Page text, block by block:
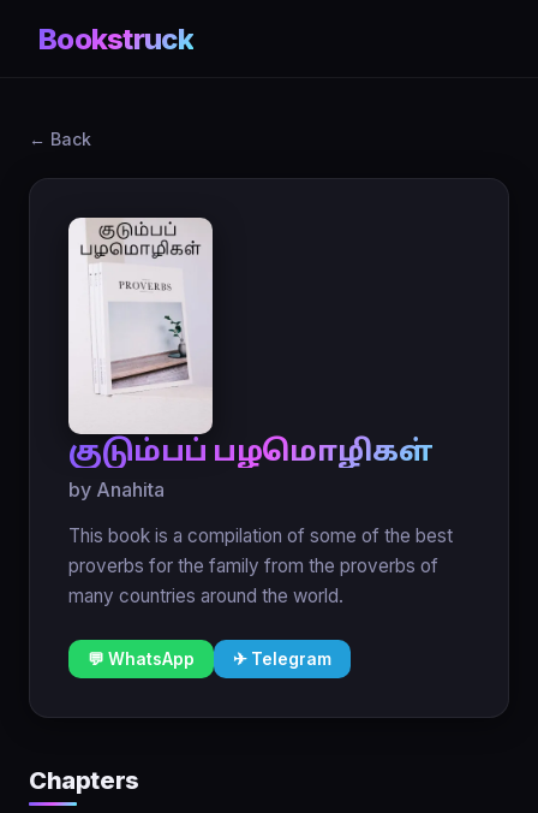
Bookstruck
← Back
குடும்பப் பழமொழிகள்
by Anahita
This book is a compilation of some of the best
proverbs for the family from the proverbs of
many countries around the world.
💬 WhatsApp ✈ Telegram
Chapters